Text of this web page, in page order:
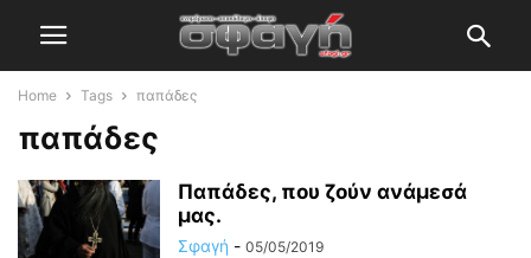
Home Tags παπάδες
παπάδες
Παπάδες, που ζούν ανάμεσά
μας.
Σφαγή - 05/05/2019